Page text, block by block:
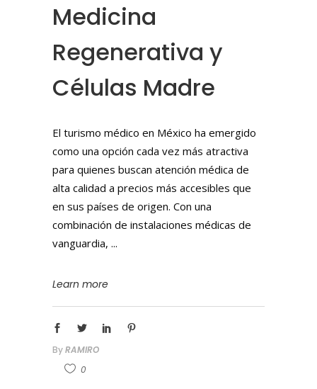
Medicina
Regenerativa y
Células Madre
El turismo médico en México ha emergido
como una opción cada vez más atractiva
para quienes buscan atención médica de
alta calidad a precios más accesibles que
en sus países de origen. Con una
combinación de instalaciones médicas de
vanguardia,
Learn more
ByRAMIRO
0